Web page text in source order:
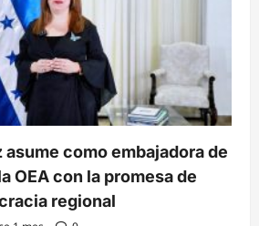
como embajadora de
OEA con la promesa de
regional